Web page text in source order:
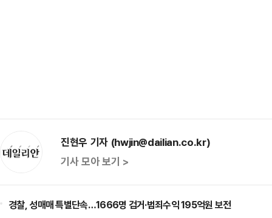
진현우 기자 (hwjin@dailian.co.kr)
기사 모아 보기 >
경찰, 성매매 특별단속…1666명 검거·범죄수익 195억원 보전